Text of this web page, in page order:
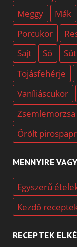
Meggy
Mák
Porcukor
Sajt
Só
Tojásfehérje
Vaníliáscukor
Zsemlemorzsa
Őrölt
MENNYIRE
Egyszerű
Kezdő
RECEPTEK